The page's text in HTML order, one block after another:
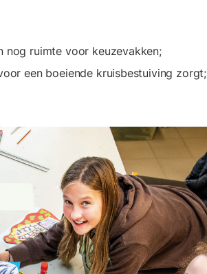
nog ruimte voor keuzevakken;
een boeiende kruisbestuiving zorgt;